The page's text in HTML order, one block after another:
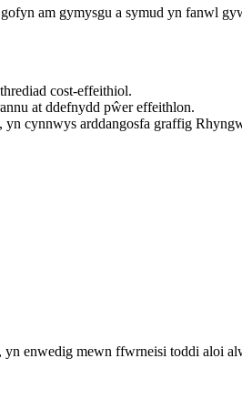
am gymysgu a symud yn fanwl
cost-effeithiol.
at ddefnydd pŵer effeithlon.
cynnwys arddangosfa graffig
enwedig mewn ffwrneisi toddi aloi